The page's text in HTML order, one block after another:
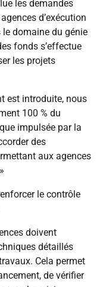
les demandes
d’exécution
domaine du génie
fonds s’effectue
les projets
est introduite, nous
100 % du
impulsée par la
des
aux agences
le contrôle
doivent
détaillés
Cela permet
de vérifier